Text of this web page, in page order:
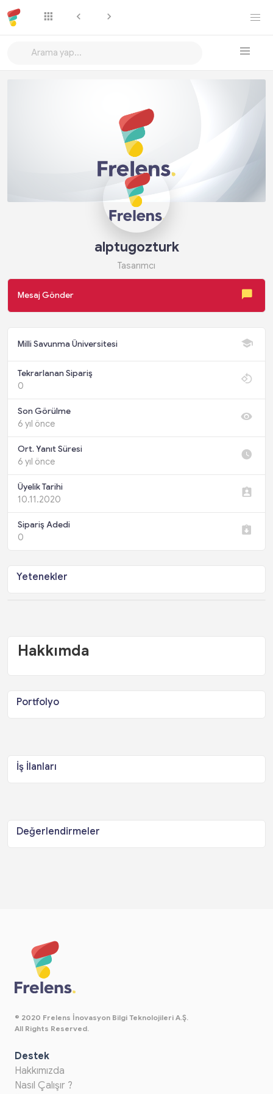
Takip Et
alptugozturk
Tasarımcı
Mesaj Gönder
Milli Savunma Üniversitesi
Tekrarlanan Sipariş
0
Son Görülme
6 yıl önce
Ort. Yanıt Süresi
6 yıl önce
Üyelik Tarihi
10.11.2020
Sipariş Adedi
0
Yetenekler
Hakkımda
Portfolyo
İş İlanları
Değerlendirmeler
© 2020 Frelens İnovasyon Bilgi Teknolojileri A.Ş.
All Rights Reserved.
Destek
Hakkımızda
Nasıl Çalışır ?